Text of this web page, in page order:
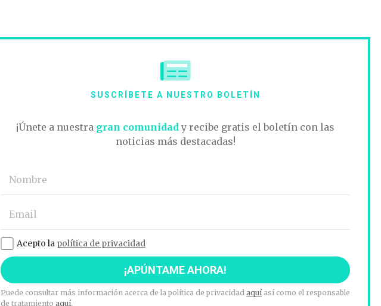
SUSCRÍBETE A NUESTRO BOLETÍN
¡Únete a nuestra gran comunidady recibe gratis el boletín con las
noticias más destacadas!
Acepto la política de privacidad
Puede consultar más información acerca de la política de privacidad aquíasí como el responsable
de tratamiento aquí.